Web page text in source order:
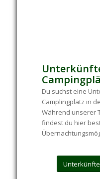
Du suchst eine
Camplingplatz in
Während unserer
findest du hier
Unterkünfte